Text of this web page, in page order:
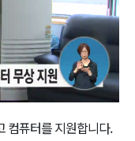
컴퓨터를 지원합니다.